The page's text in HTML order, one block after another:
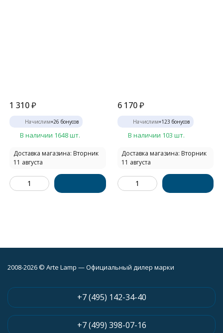
1 310₽
Начислим+26 бонусов
В наличии 1648 шт.
Доставка магазина: Вторник
11 августа
6 170 ₽
Начислим+123 бонусов
В наличии 103 шт.
Доставка магазина: Вторник
11 августа
2008-2026 © Arte Lamp — Официальный дилер марки
+7 (495) 142-34-40
+7 (499) 398-07-16